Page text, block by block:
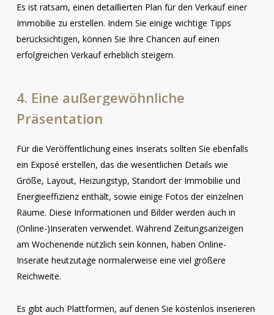
Es ist ratsam, einen detaillierten Plan für den Verkauf einer
Immobilie zu erstellen. Indem Sie einige wichtige Tipps
berücksichtigen, können Sie Ihre Chancen auf einen
erfolgreichen Verkauf erheblich steigern.
4. Eine außergewöhnliche
Präsentation
Für die Veröffentlichung eines Inserats sollten Sie ebenfalls
ein Exposé erstellen, das die wesentlichen Details wie
Größe, Layout, Heizungstyp, Standort der Immobilie und
Energieeffizienz enthält, sowie einige Fotos der einzelnen
Räume. Diese Informationen und Bilder werden auch in
(Online-)Inseraten verwendet. Während Zeitungsanzeigen
am Wochenende nützlich sein können, haben Online-
Inserate heutzutage normalerweise eine viel größere
Reichweite.
Es gibt auch Plattformen, auf denen Sie kostenlos inserieren